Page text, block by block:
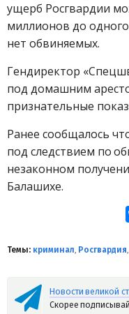
ущерб Росгвардии
миллионов до
нет обвиняемых.
Гендиректор
под домашним
признательные
Ранее сообщалось
под следствием по
незаконном
Балашихе.
Темы: криминал, Росгвардия,
Новости великой
Скорее